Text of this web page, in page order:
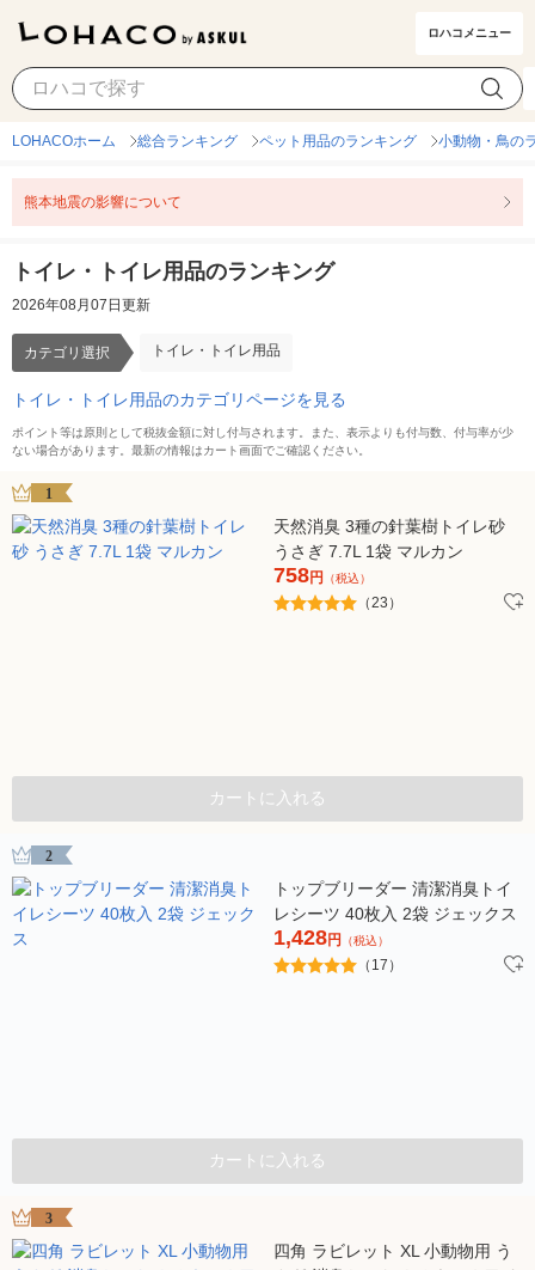
ロハコメニュー
トイレ・トイレ用品 カテゴリ選択
LOHACOホーム 総合ランキング ペット用品のランキング 小動物・鳥の
熊本地震の影響について
トイレ・トイレ用品のランキング
2026年08月07日更新
カテゴリ選択 トイレ・トイレ用品
トイレ・トイレ用品のカテゴリページを見る
ポイント等は原則として税抜金額に対し付与されます。また、表示よりも付与数、付与率が少
ない場合があります。最新の情報はカート画面でご確認ください。
1
天然消臭 3種の針葉樹トイレ砂
うさぎ 7.7L 1袋 マルカン
758円 （税込）
（23）
カートに入れる
2
トップブリーダー 清潔消臭トイ
レシーツ 40枚入 2袋 ジェックス
1,428円 （税込）
（17）
カートに入れる
3
四角 ラビレット XL 小動物用 う